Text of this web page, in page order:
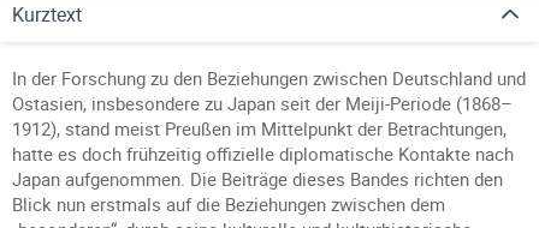
Kurztext
In der Forschung zu den Beziehungen zwischen Deutschland und
Ostasien, insbesondere zu Japan seit der Meiji-Periode (1868–
1912), stand meist Preußen im Mittelpunkt der Betrachtungen,
hatte es doch frühzeitig offizielle diplomatische Kontakte nach
Japan aufgenommen. Die Beiträge dieses Bandes richten den
Blick nun erstmals auf die Beziehungen zwischen dem